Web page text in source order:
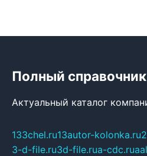
Полный
Актуальный каталог
133chel.ru13autor-kolonka.ru
3-d-file.ru3d-file.rua-cdc.ru